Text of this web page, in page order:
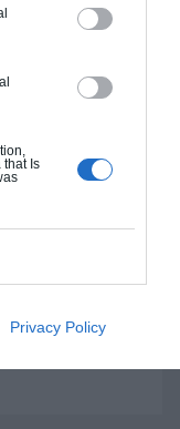
that Is
Privacy Policy
et normes
isolant
Le prix "clé
le second
mais exclut